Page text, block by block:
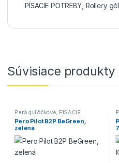
PÍSACIE POTREBY, Rollery
Súvisiace produkty
Perá guľôčkové, PÍSACIE
POTREBY
Pero Pilot B2P BeGreen,
zelená